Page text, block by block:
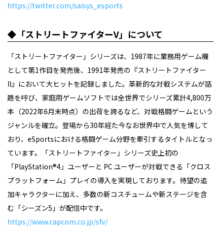
https://twitter.com/saisys_esports
◆「ストリートファイターV」について
「ストリートファイター」シリーズは、1987年に業務⽤ゲーム機
として第1作⽬を発売後、1991年発売の『ストリートファイター
II』において大ヒットを記録しました。革新的な対戦システムが話
題を呼び、家庭用ゲームソフトでは全世界でシリーズ累計4,800万
本（2022年6⽉末時点）の出荷を誇るなど、対戦格闘ゲームという
ジャンルを確立。登場から30年経た今なお世界中で人気を博して
おり、eSportsにおける格闘ゲーム分野を牽引するタイトルとなっ
ています。「ストリートファイター」シリーズ史上初の
「PlayStation®4」ユーザーと PC ユーザーが対戦できる「クロス
プラットフォーム」プレイの導入を実現しております。待望の追
加キャラクターに加え、多数の新コスチュームや新ステージを含
む「シーズン5」が配信中です。
https://www.capcom.co.jp/sfv/